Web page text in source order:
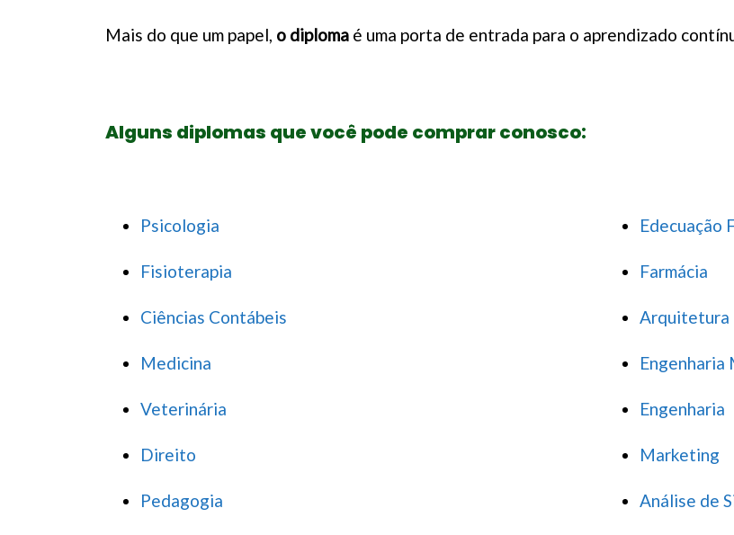
Mais do que um papel, o diploma é uma porta de entrada para o aprendizado
Alguns diplomas que você pode comprar conosco:
Psicologia
Fisioterapia
Ciências Contábeis
Medicina
Veterinária
Direito
Pedagogia
Edecuação
Farmácia
Arquitetura
Engenharia
Engenharia
Marketing
Análise de